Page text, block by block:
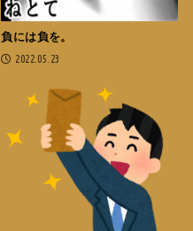
負には負を。
2022.05.23